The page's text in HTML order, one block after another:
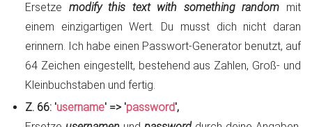
Ersetze modify this text with something random mit
einem einzigartigen Wert. Du musst dich nicht daran
erinnern. Ich habe einen Passwort-Generator benutzt, auf
64 Zeichen eingestellt, bestehend aus Zahlen, Groß- und
Kleinbuchstaben und fertig.
Z. 66: 'username' => 'password',